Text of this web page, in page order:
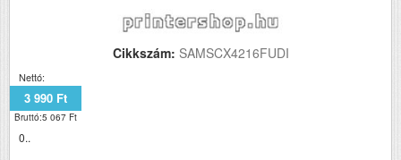
Cikkszám: SAMSCX4216FUDI
Nettó:
3 990 Ft
Bruttó:5 067 Ft
0..